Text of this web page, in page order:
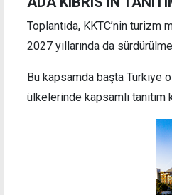
Toplantıda, KKTC’nin turizm
2027 yıllarında da
Bu kapsamda başta Türkiye
ülkelerinde kapsamlı tanıtım